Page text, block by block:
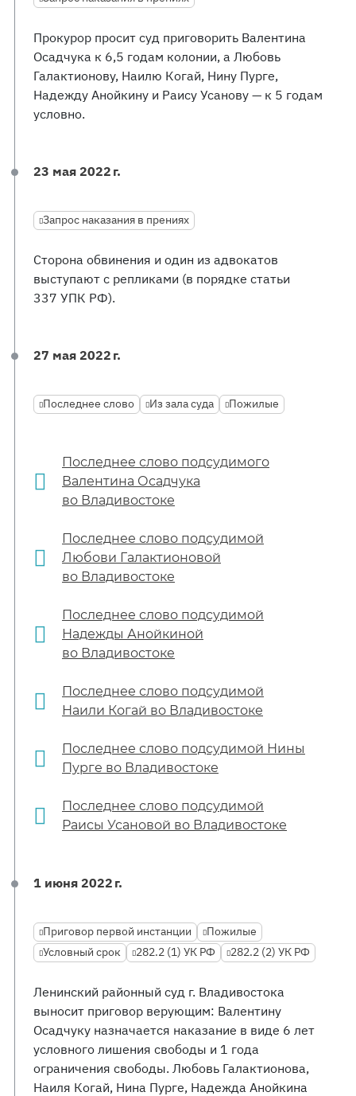
Прокурор просит суд приговорить Валентина
Осадчука к 6,5 годам колонии, а Любовь
Галактионову, Наилю Когай, Нину Пурге,
Надежду Анойкину и Раису Усанову — к 5 годам
условно.
23 мая 2022 г.
Запрос наказания в прениях
Сторона обвинения и один из адвокатов
выступают с репликами (в порядке статьи
337 УПК РФ).
27 мая 2022 г.
Последнее слово Из зала суда Пожилые
Последнее слово подсудимого
Валентина Осадчука
во Владивостоке
Последнее слово подсудимой
Любови Галактионовой
во Владивостоке
Последнее слово подсудимой
Надежды Анойкиной
во Владивостоке
Последнее слово подсудимой
Наили Когай во Владивостоке
Последнее слово подсудимой Нины
Пурге во Владивостоке
Последнее слово подсудимой
Раисы Усановой во Владивостоке
1 июня 2022 г.
Приговор первой инстанции
Пожилые
Условный срок
282.2 (1) УК РФ 282.2 (2) УК РФ
Ленинский районный суд г. Владивостока
выносит приговор верующим: Валентину
Осадчуку назначается наказание в виде 6 лет
условного лишения свободы и 1 года
ограничения свободы. Любовь Галактионова,
Наиля Когай, Нина Пурге, Надежда Анойкина